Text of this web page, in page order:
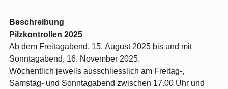
Beschreibung
Pilzkontrollen 2025
Ab dem Freitagabend, 15. August 2025 bis und mit
Sonntagabend, 16. November 2025.
Wöchentlich jeweils ausschliesslich am Freitag-,
Samstag- und Sonntagabend zwischen 17.00 Uhr und